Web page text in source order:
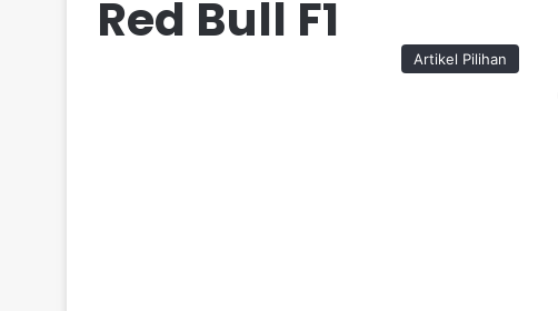
Red Bull F1
Artikel Pilihan